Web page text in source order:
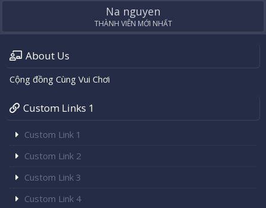
Na nguyen
THÀNH VIÊN MỚI NHẤT
About Us
Cộng đồng Cùng Vui Chơi
Custom Links 1
Custom Link 1
Custom Link 2
Custom Link 3
Custom Link 4